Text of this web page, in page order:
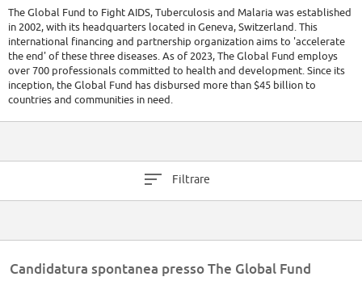
The Global Fund to Fight AIDS, Tuberculosis and Malaria was established
in 2002, with its headquarters located in Geneva, Switzerland. This
international financing and partnership organization aims to 'accelerate
the end' of these three diseases. As of 2023, The Global Fund employs
over 700 professionals committed to health and development. Since its
inception, the Global Fund has disbursed more than $45 billion to
countries and communities in need.
Filtrare
Candidatura spontanea presso The Global Fund